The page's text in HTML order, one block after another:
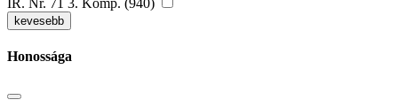
IR. Nr. 71 3. Komp. (940)
kevesebb
Honossága